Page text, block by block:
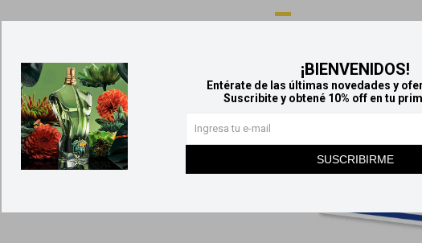
¡BIENVENIDOS!
Entérate de las últimas novedades y
Suscribite y obtené 10% off en tu
SUSCRIBIRME